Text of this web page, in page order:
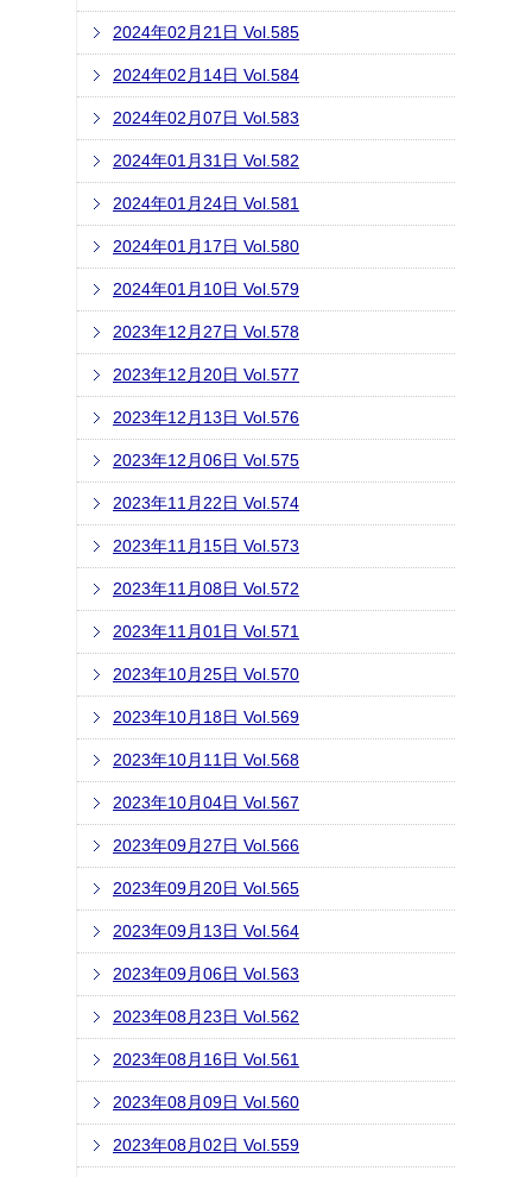
2024年02月21日 Vol.585
2024年02月14日 Vol.584
2024年02月07日 Vol.583
2024年01月31日 Vol.582
2024年01月24日 Vol.581
2024年01月17日 Vol.580
2024年01月10日 Vol.579
2023年12月27日 Vol.578
2023年12月20日 Vol.577
2023年12月13日 Vol.576
2023年12月06日 Vol.575
2023年11月22日 Vol.574
2023年11月15日 Vol.573
2023年11月08日 Vol.572
2023年11月01日 Vol.571
2023年10月25日 Vol.570
2023年10月18日 Vol.569
2023年10月11日 Vol.568
2023年10月04日 Vol.567
2023年09月27日 Vol.566
2023年09月20日 Vol.565
2023年09月13日 Vol.564
2023年09月06日 Vol.563
2023年08月23日 Vol.562
2023年08月16日 Vol.561
2023年08月09日 Vol.560
2023年08月02日 Vol.559